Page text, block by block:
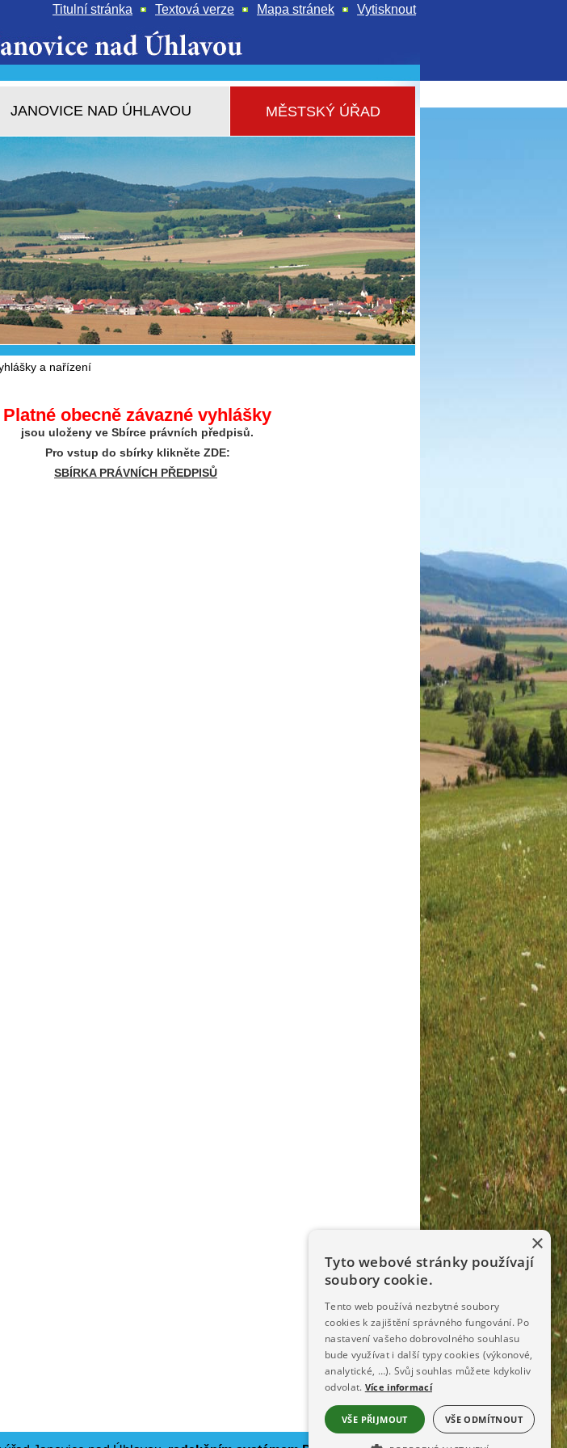
JANOVICE NAD ÚHLAVOU MĚSTSKÝ ÚŘAD
a nařízení
Titulní stránka Textová verze Mapa stránek Vytisknout
Platné obecně závazné vyhlášky
jsou uloženy ve Sbírce právních předpisů.
Pro vstup do sbírky klikněte ZDE:
SBÍRKA PRÁVNÍCH PŘEDPISŮ
×
Tyto webové stránky používají
soubory cookie.
Tento web používá nezbytné soubory
cookies k zajištění správného fungování. Po
nastavení vašeho dobrovolného souhlasu
bude využívat i další typy cookies (výkonové,
analytické, …). Svůj souhlas můžete kdykoliv
odvolat. Více informací
VŠE PŘIJMOUT VŠE ODMÍTNOUT